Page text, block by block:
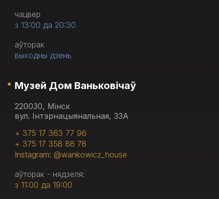
чацвер
з 13:00 да 20:30
аўторак
выходны дзень
Музей Дом Ваньковічаў
220030, Мінск
вул. Інтэрнацыянальная, 33А
+ 375 17 363 77 96
+ 375 17 358 88 78
Instagram: @wankowicz_house
аўторак - нядзеля:
з 11:00 да 19:00